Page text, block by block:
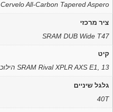
Cervelo All-Carbon Tapered Aspero
ציר מרכזי
SRAM DUB Wide T47
קיט
SRAM Rival XPLR AXS E1, 13 הילוכים
גלגל שיניים
40T